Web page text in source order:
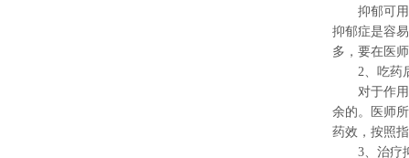
抑郁可用药
抑郁症是容
多，要在医
2、吃药后
对于作用于
余的。医师
药效，按照
3、治疗抑